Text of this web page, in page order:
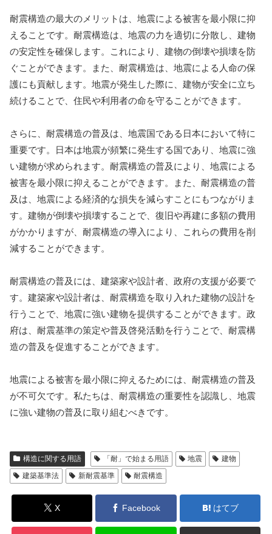
耐震構造の最大のメリットは、地震による被害を最小限に抑
えることです。耐震構造は、地震の力を適切に分散し、建物
の安定性を確保します。これにより、建物の倒壊や損壊を防
ぐことができます。また、耐震構造は、地震による人命の保
護にも貢献します。地震が発生した際に、建物が安全に立ち
続けることで、住民や利用者の命を守ることができます。
さらに、耐震構造の普及は、地震国である日本において特に
重要です。日本は地震が頻繁に発生する国であり、地震に強
い建物が求められます。耐震構造の普及により、地震による
被害を最小限に抑えることができます。また、耐震構造の普
及は、地震による経済的な損失を減らすことにもつながりま
す。建物が倒壊や損壊することで、復旧や再建に多額の費用
がかかりますが、耐震構造の導入により、これらの費用を削
減することができます。
耐震構造の普及には、建築家や設計者、政府の支援が必要で
す。建築家や設計者は、耐震構造を取り入れた建物の設計を
行うことで、地震に強い建物を提供することができます。政
府は、耐震基準の策定や普及啓発活動を行うことで、耐震構
造の普及を促進することができます。
地震による被害を最小限に抑えるためには、耐震構造の普及
が不可欠です。私たちは、耐震構造の重要性を認識し、地震
に強い建物の普及に取り組むべきです。
構造に関する用語 「耐」で始まる用語 地震
建物
建築基準法
新耐震基準 耐震構造
X Facebook はてブ